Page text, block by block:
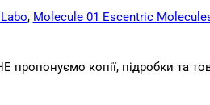
, Molecule 01 Escentric
пропонуємо копії, підробки та